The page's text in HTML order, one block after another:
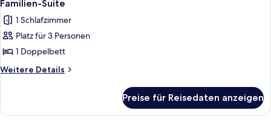
Fotos
für
Familien-
Suite
anzeigen
Familien-Suite
1 Schlafzimmer
Platz für 3 Personen
1 Doppelbett
Weitere Details
Weitere
Suite
Preise für Reisedaten anzeigen